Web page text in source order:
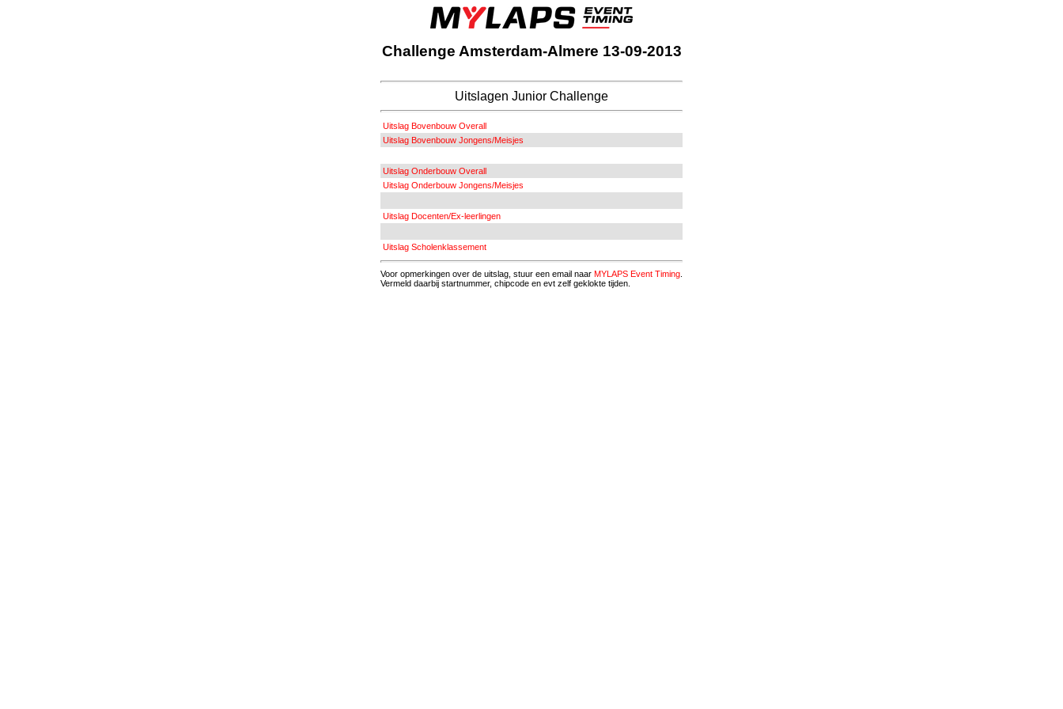
Challenge Amsterdam-Almere 13-09-2013
Uitslagen Junior Challenge
Uitslag Bovenbouw Overall
Uitslag Bovenbouw Jongens/Meisjes
Uitslag Onderbouw Overall
Uitslag Onderbouw Jongens/Meisjes
Uitslag Docenten/Ex-leerlingen
Uitslag Scholenklassement
Voor opmerkingen over de uitslag, stuur een email naar MYLAPS Event Timing
Vermeld daarbij startnummer, chipcode en evt zelf geklokte tijden.